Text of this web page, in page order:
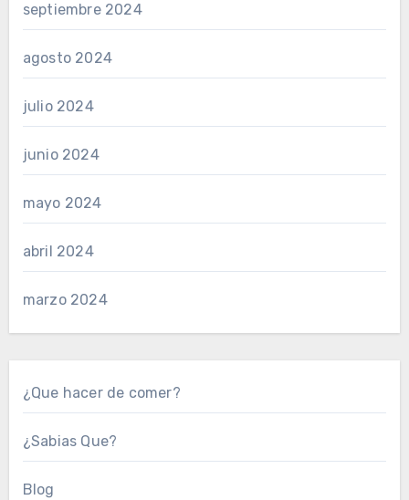
septiembre 2024
agosto 2024
julio 2024
junio 2024
mayo 2024
abril 2024
marzo 2024
¿Que hacer de comer?
¿Sabias Que?
Blog